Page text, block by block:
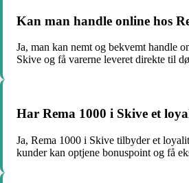
Kan man handle online hos
Ja, man kan nemt og bekvemt handle
Skive og få varerne leveret direkte til
Har Rema 1000 i Skive et
Ja, Rema 1000 i Skive tilbyder et
kunder kan optjene bonuspoint og få